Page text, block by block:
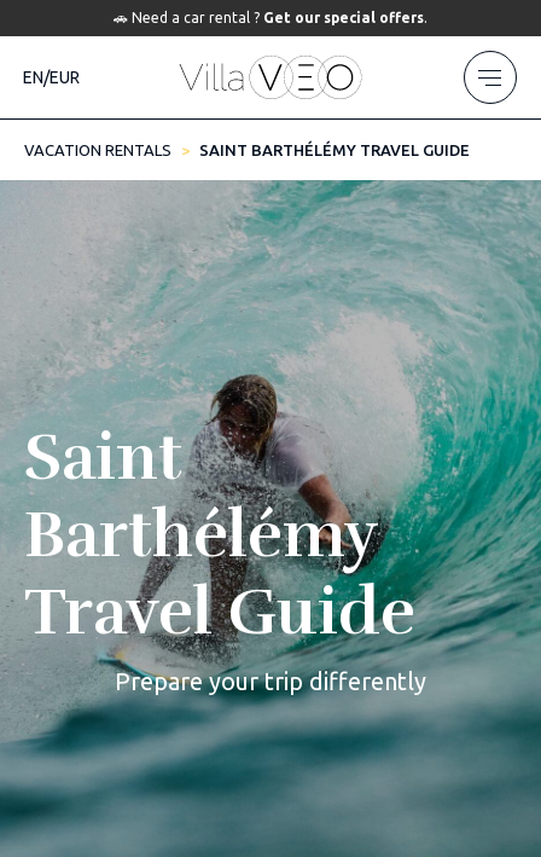
🚗 Need a car rental ? Get our special offers.
EN/EUR
VACATION RENTALS SAINT BARTHÉLÉMY TRAVEL GUIDE
Saint
Barthélémy
Travel Guide
Prepare your trip differently